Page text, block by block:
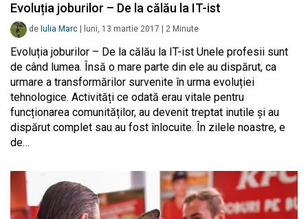
Evoluția joburilor – De la călău la IT-ist
de Iulia Marc luni, 13 martie 2017 2 Minute
Evoluția joburilor – De la călău la IT-ist Unele profesii sunt
de când lumea. Însă o mare parte din ele au dispărut, ca
urmare a transformărilor survenite în urma evoluției
tehnologice. Activități ce odată erau vitale pentru
funcționarea comunităților, au devenit treptat inutile și au
dispărut complet sau au fost înlocuite. În zilele noastre, e
de…